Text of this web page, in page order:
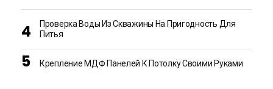
Проверка Воды Из Скважины На Пригодность Для
Питья
Крепление МДФ Панелей К Потолку Своими Руками